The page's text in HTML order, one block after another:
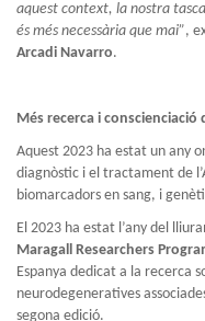
aquest context, la nostra
és més necessària que mai”,
Arcadi Navarro.
Més recerca i conscienciació
Aquest 2023 ha estat un any
diagnòstic i el tractament de
biomarcadors en sang, i
El 2023 ha estat l’any del
Maragall Researchers
Espanya dedicat a la recerca
neurodegeneratives
segona edició.